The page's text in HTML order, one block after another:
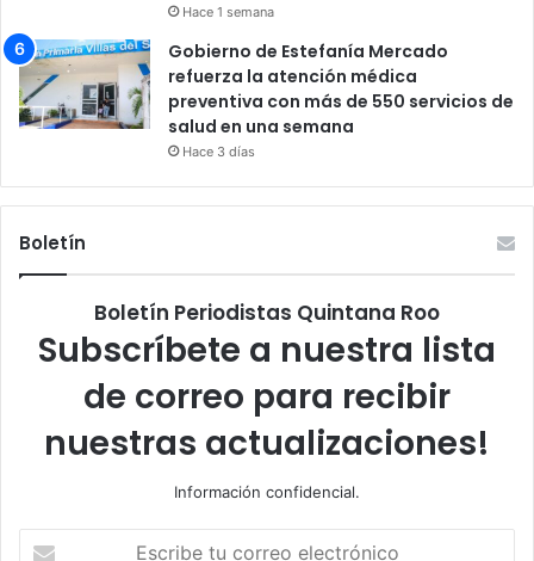
Hace 1 semana
Gobierno de Estefanía Mercado
refuerza la atención médica
preventiva con más de 550 servicios de
salud en una semana
Hace 3 días
Boletín
Boletín Periodistas Quintana Roo
Subscríbete a nuestra lista
de correo para recibir
nuestras actualizaciones!
Información confidencial.